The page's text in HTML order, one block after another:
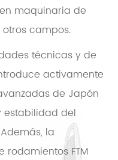
maquinaria de
campos.
técnicas y de
activamente
de Japón
estabilidad del
la
FTM